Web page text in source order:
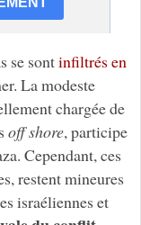
se sontinfiltrés en
La modeste
chargée de
off shore, participe
Cependant, ces
restent mineures
israéliennes et